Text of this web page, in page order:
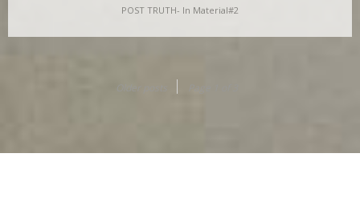
POST TRUTH- In Material#2